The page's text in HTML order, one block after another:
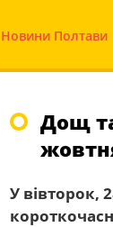
Новини Полтави
Дощ
У вівторок,